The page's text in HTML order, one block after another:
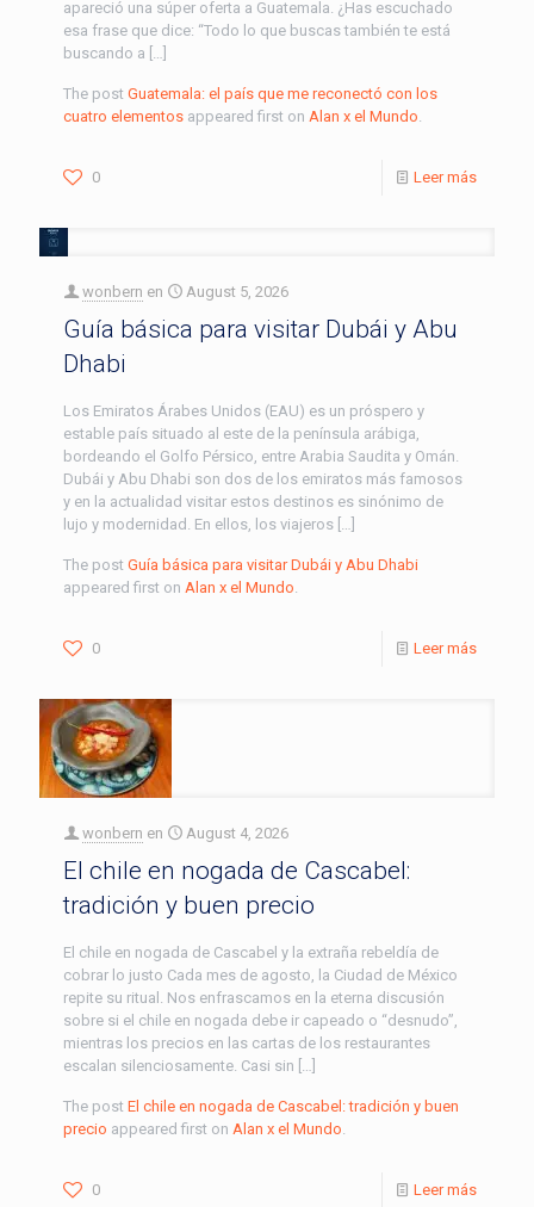
apareció una súper oferta a Guatemala. ¿Has escuchado
esa frase que dice: “Todo lo que buscas también te está
buscando a […]
The post Guatemala: el país que me reconectó con los
cuatro elementos appeared first on Alan x el Mundo
0 Leer más
wonbern en August 5, 2026
Guía básica para visitar Dubái y Abu
Dhabi
Los Emiratos Árabes Unidos (EAU) es un próspero y
estable país situado al este de la península arábiga,
bordeando el Golfo Pérsico, entre Arabia Saudita y Omán.
Dubái y Abu Dhabi son dos de los emiratos más famosos
y en la actualidad visitar estos destinos es sinónimo de
lujo y modernidad. En ellos, los viajeros […]
The post Guía básica para visitar Dubái y Abu Dhabi
appeared first on Alan x el Mundo
0 Leer más
wonbern en August 4, 2026
El chile en nogada de Cascabel:
tradición y buen precio
El chile en nogada de Cascabel y la extraña rebeldía de
cobrar lo justo Cada mes de agosto, la Ciudad de México
repite su ritual. Nos enfrascamos en la eterna discusión
sobre si el chile en nogada debe ir capeado o “desnudo”,
mientras los precios en las cartas de los restaurantes
escalan silenciosamente. Casi sin […]
The post El chile en nogada de Cascabel: tradición y buen
precio appeared first on Alan x el Mundo
0 Leer más